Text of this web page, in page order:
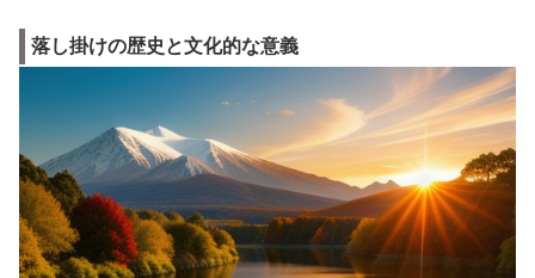
落し掛けの歴史と文化的な意義